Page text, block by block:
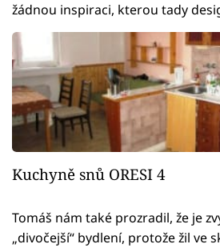
žádnou inspiraci, kterou tady
Kuchyně snů ORESI 4
Tomáš nám také prozradil, že je
„divočejší“ bydlení, protože žil ve